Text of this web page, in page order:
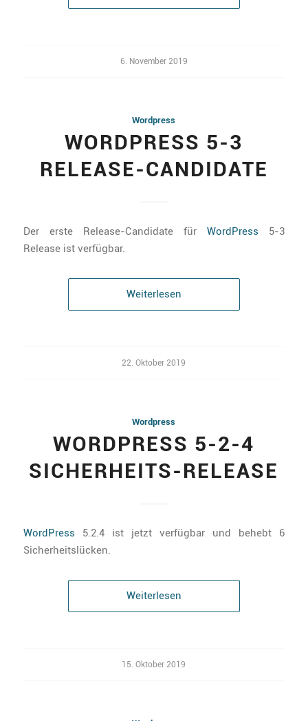
6. November 2019
Wordpress
WORDPRESS 5-3
RELEASE-CANDIDATE
Der erste Release-Candidate fürWordPress 5-3
Release ist verfügbar.
Weiterlesen
22. Oktober 2019
Wordpress
WORDPRESS 5-2-4
SICHERHEITS-RELEASE
WordPress 5.2.4 ist jetzt verfügbar und behebt 6
Sicherheitslücken.
Weiterlesen
15. Oktober 2019